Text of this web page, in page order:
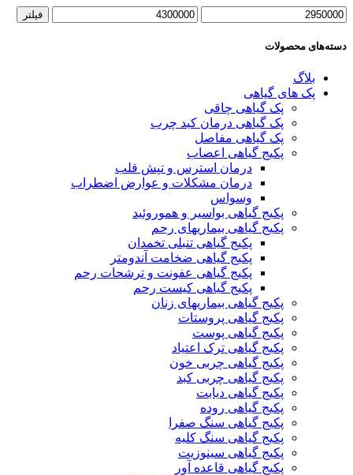
حداقل
حداکثر
فیلتر
دسته‌های محصولات
بلاگ
پک های گیاهی
پک گیاهی چاقی
پک گیاهی درمان کبد چرب
پک گیاهی مفاصل
پکیج گیاهی اعصاب
درمان استرس و تپش قلب
درمان مشکلات و عوارض اضطراب
وسواس
پکیج گیاهی بواسیر و هموروئید
پکیج گیاهی بیماریهای رحم
پکیج گیاهی تنبلی تخمدان
پکیج گیاهی ضخامت آندومتر
پکیج گیاهی عفونت و ترشحات رحم
پکیج گیاهی کیست رحم
پکیج گیاهی بیماریهای زنان
پکیج گیاهی پروستات
پکیج گیاهی پوست
پکیج گیاهی ترک اعتیاد
پکیج گیاهی چربی خون
پکیج گیاهی چربی کبد
پکیج گیاهی دیابت
پکیج گیاهی روده
پکیج گیاهی سنگ صفرا
پکیج گیاهی سنگ کلیه
پکیج گیاهی سینوزیت
پکیج گیاهی قاعده آور